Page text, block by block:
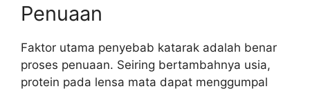
Penuaan
Faktor utama penyebab katarak adalah benar
proses penuaan. Seiring bertambahnya usia,
protein pada lensa mata dapat menggumpal